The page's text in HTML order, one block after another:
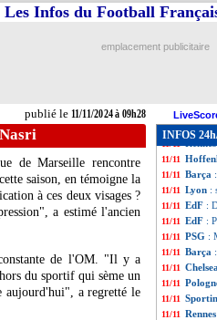
publié le 11/11/2024 à 09h28
Les Infos du Football
emplacement publicitaire
de Marseille rencontre
saison, en témoigne la
à ces deux visages ?
a estimé l'ancien
de l'OM. "Il y a
du sportif qui sème un
aujourd'hui", a regretté le
INFOS
11/11 Nice:
11/11 EdF:
11/11
11/11
11/11 Real:
11/11
11/11 Barça
11/11 Lyon :
11/11 EdF :
11/11 EdF :
11/11 PSG :
11/11 Barça
11/11 Chelsea
11/11
11/11
11/11 Rennes